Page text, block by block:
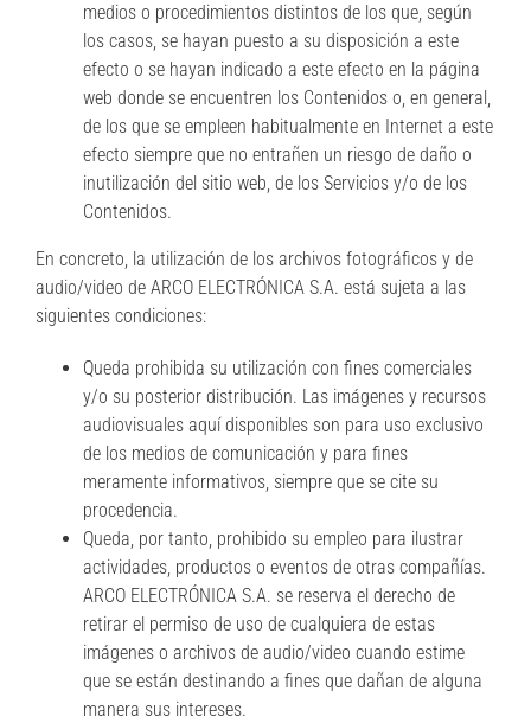
medios o procedimientos distintos de los que, según
los casos, se hayan puesto a su disposición a este
efecto o se hayan indicado a este efecto en la página
web donde se encuentren los Contenidos o, en general,
de los que se empleen habitualmente en Internet a este
efecto siempre que no entrañen un riesgo de daño o
inutilización del sitio web, de los Servicios y/o de los
Contenidos.
En concreto, la utilización de los archivos fotográficos y de
audio/video de ARCO ELECTRÓNICA S.A. está sujeta a las
siguientes condiciones:
Queda prohibida su utilización con fines comerciales
y/o su posterior distribución. Las imágenes y recursos
audiovisuales aquí disponibles son para uso exclusivo
de los medios de comunicación y para fines
meramente informativos, siempre que se cite su
procedencia.
Queda, por tanto, prohibido su empleo para ilustrar
actividades, productos o eventos de otras compañías.
ARCO ELECTRÓNICA S.A. se reserva el derecho de
retirar el permiso de uso de cualquiera de estas
imágenes o archivos de audio/video cuando estime
que se están destinando a fines que dañan de alguna
manera sus intereses.